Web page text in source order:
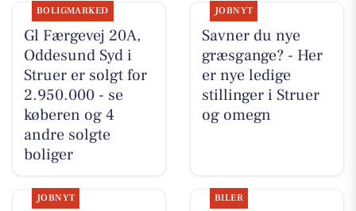
BOLIGMARKED
Gl Færgevej 20A,
Oddesund Syd i
Struer er solgt for
2.950.000 - se
køberen og 4
andre solgte
boliger
JOBNYT
Savner du nye
græsgange? - Her
er nye ledige
stillinger i Struer
og omegn
JOBNYT BILER